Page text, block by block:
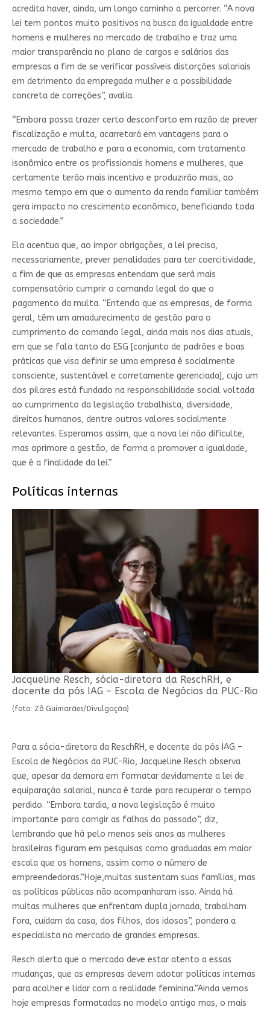
acredita haver, ainda, um longo caminho a percorrer. “A nova
lei tem pontos muito positivos na busca da igualdade entre
homens e mulheres no mercado de trabalho e traz uma
maior transparência no plano de cargos e salários das
empresas a fim de se verificar possíveis distorções salariais
em detrimento da empregada mulher e a possibilidade
concreta de correções”, avalia.
“Embora possa trazer certo desconforto em razão de prever
fiscalização e multa, acarretará em vantagens para o
mercado de trabalho e para a economia, com tratamento
isonômico entre os profissionais homens e mulheres, que
certamente terão mais incentivo e produzirão mais, ao
mesmo tempo em que o aumento da renda familiar também
gera impacto no crescimento econômico, beneficiando toda
a sociedade.”
Ela acentua que, ao impor obrigações, a lei precisa,
necessariamente, prever penalidades para ter coercitividade,
a fim de que as empresas entendam que será mais
compensatório cumprir o comando legal do que o
pagamento da multa. “Entendo que as empresas, de forma
geral, têm um amadurecimento de gestão para o
cumprimento do comando legal, ainda mais nos dias atuais,
em que se fala tanto do ESG [conjunto de padrões e boas
práticas que visa definir se uma empresa é socialmente
consciente, sustentável e corretamente gerenciada], cujo um
dos pilares está fundado na responsabilidade social voltada
ao cumprimento da legislação trabalhista, diversidade,
direitos humanos, dentre outros valores socialmente
relevantes. Esperamos assim, que a nova lei não dificulte,
mas aprimore a gestão, de forma a promover a igualdade,
que é a finalidade da lei.”
Políticas internas
Jacqueline Resch, sócia-diretora da ReschRH, e
docente da pós IAG – Escola de Negócios da PUC-Rio
(foto: Zô Guimarães/Divulgação)
Para a sócia-diretora da ReschRH, e docente da pós IAG –
Escola de Negócios da PUC-Rio, Jacqueline Resch observa
que, apesar da demora em formatar devidamente a lei de
equiparação salarial, nunca é tarde para recuperar o tempo
perdido. “Embora tardia, a nova legislação é muito
importante para corrigir as falhas do passado”, diz,
lembrando que há pelo menos seis anos as mulheres
brasileiras figuram em pesquisas como graduadas em maior
escala que os homens, assim como o número de
empreendedoras.”Hoje,muitas sustentam suas famílias, mas
as políticas públicas não acompanharam isso. Ainda há
muitas mulheres que enfrentam dupla jornada, trabalham
fora, cuidam da casa, dos filhos, dos idosos”, pondera a
especialista no mercado de grandes empresas.
Resch alerta que o mercado deve estar atento a essas
mudanças, que as empresas devem adotar políticas internas
para acolher e lidar com a realidade feminina.”Ainda vemos
hoje empresas formatadas no modelo antigo mas, o mais